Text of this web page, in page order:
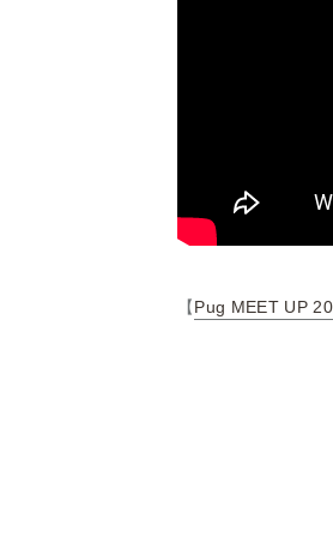
【Pug MEET UP